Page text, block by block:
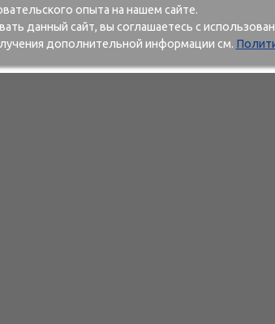
опыта на нашем сайте.
данный сайт, вы соглашаетесь с
дополнительной информации см.